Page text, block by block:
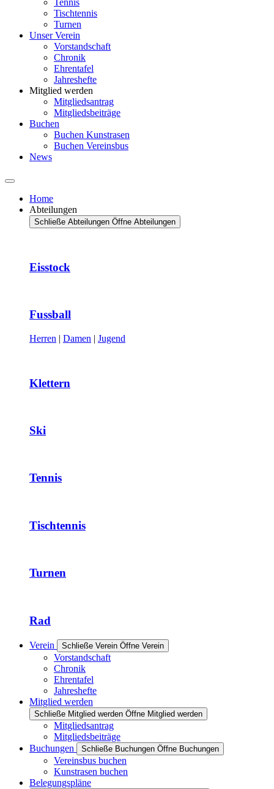
Tennis
Tischtennis
Turnen
Unser Verein
Vorstandschaft
Chronik
Ehrentafel
Jahreshefte
Mitglied werden
Mitgliedsantrag
Mitgliedsbeiträge
Buchen
Buchen Kunstrasen
Buchen Vereinsbus
News
Home
Abteilungen
Schließe Abteilungen Öffne Abteilungen
Eisstock
Fussball
Herren | Damen | Jugend
Klettern
Ski
Tennis
Tischtennis
Turnen
Rad
Verein Schließe Verein Öffne Verein
Vorstandschaft
Chronik
Ehrentafel
Jahreshefte
Mitglied werden
Schließe Mitglied werden Öffne Mitglied werden
Mitgliedsantrag
Mitgliedsbeiträge
Buchungen
Schließe Buchungen Öffne Buchungen
Vereinsbus buchen
Kunstrasen buchen
Belegungspläne